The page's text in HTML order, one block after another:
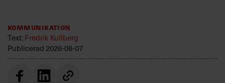
Kommunikation
Text:Fredrik Kullberg
Publicerad 2026-08-07